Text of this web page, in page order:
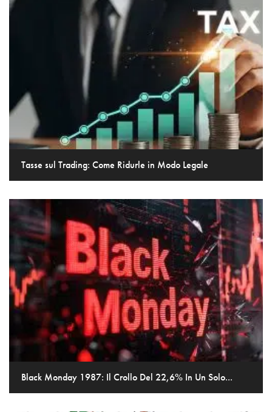
Tasse sul Trading: Come Ridurle in Modo Legale
Black Monday 1987: Il Crollo Del 22,6% In Un Solo...